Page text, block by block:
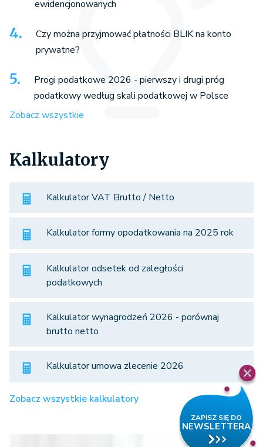
ewidencjonowanych
Czy można przyjmować płatności BLIK na konto
prywatne?
Progi podatkowe 2026 - pierwszy i drugi próg
podatkowy według skali podatkowej w Polsce
Zobacz wszystkie
Kalkulatory
Kalkulator VAT Brutto / Netto
Kalkulator formy opodatkowania na 2025 rok
Kalkulator odsetek od zaległości
podatkowych
Kalkulator wynagrodzeń 2026 - porównaj
brutto netto
Kalkulator umowa zlecenie 2026
Zobacz wszystkie kalkulatory